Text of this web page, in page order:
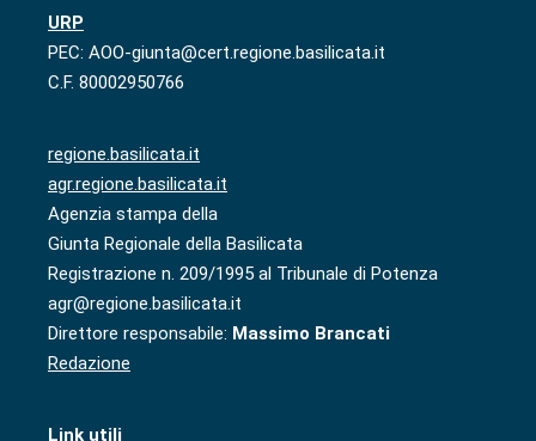
URP
PEC: AOO-giunta@cert.regione.basilicata.it
C.F. 80002950766
regione.basilicata.it
agr.regione.basilicata.it
Agenzia stampa della
Giunta Regionale della Basilicata
Registrazione n. 209/1995 al Tribunale di Potenza
agr@regione.basilicata.it
Direttore responsabile: Massimo Brancati
Redazione
Link utili